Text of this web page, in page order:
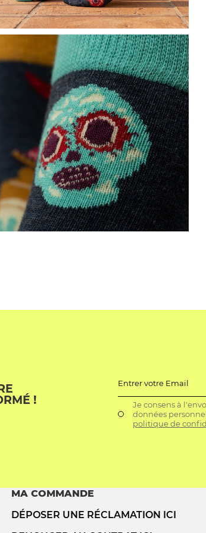
!
Entrer votre Email
Je consens à
données
politique de
MA COMMANDE
DÉPOSER UNE RÉCLAMATION ICI